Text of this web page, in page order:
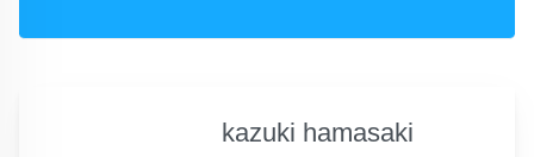
kazuki hamasaki